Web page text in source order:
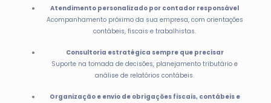
Atendimento personalizado por contador responsável
Acompanhamento próximo da sua empresa, com orientações
contábeis, fiscais e trabalhistas.
Consultoria estratégica sempre que precisar
Suporte na tomada de decisões, planejamento tributário e
análise de relatórios contábeis.
Organização e envio de obrigações fiscais, contábeis e